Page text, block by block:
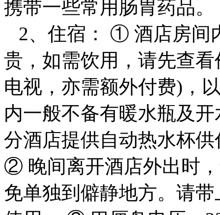
携带一些常用肠胃药品。
2、住宿： ① 酒店房间
贵，如需饮用，请先查
电视，亦需额外付费)，
内一般不备有暖水瓶及
分酒店提供自动热水杯
② 晚间离开酒店外出时
免单独到僻静地方。请